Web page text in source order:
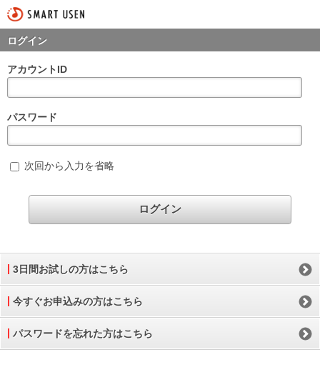
ログイン
アカウントID
パスワード
次回から入力を省略
3日間お試しの方はこちら
今すぐお申込みの方はこちら
パスワードを忘れた方はこちら